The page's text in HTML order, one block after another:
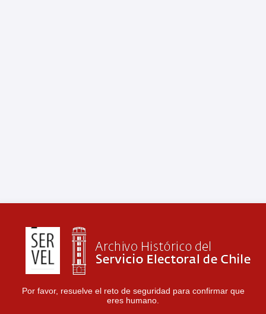
Por favor, resuelve el reto de seguridad para confirmar que
eres humano.